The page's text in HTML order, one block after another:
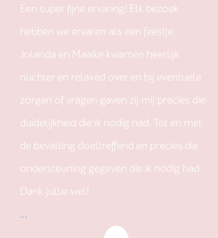
Een super fijne ervaring! Elk bezoek
hebben we ervaren als een feestje.
Jolanda en Maaike kwamen heerlijk
nuchter en relaxed over en bij eventuele
zorgen of vragen gaven zij mij precies die
duidelijkheid die ik nodig had. Tot en met
de bevalling doeltreffend en precies die
ondersteuning gegeven die ik nodig had.
Dank jullie wel!
...